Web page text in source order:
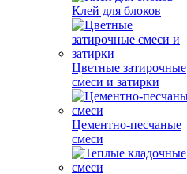
Клей для блоков
Цветные затирочные
смеси и затирки
Цементно-песчаные
смеси